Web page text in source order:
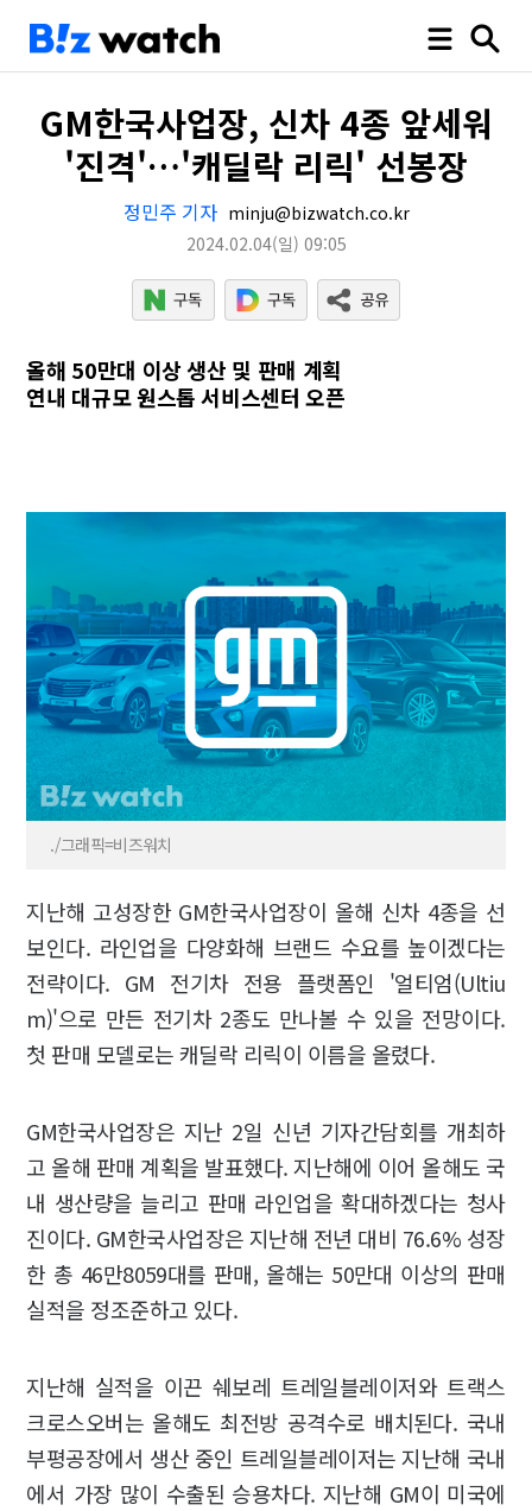
GM한국사업장, 신차 4종 앞세워
'진격'…'캐딜락 리릭' 선봉장
정민주 기자 minju@bizwatch.co.kr
2024.02.04(일) 09:05
올해 50만대 이상 생산 및 판매 계획
연내 대규모 원스톱 서비스센터 오픈
./그래픽=비즈워치
지난해 고성장한 GM한국사업장이 올해 신차 4종을 선
보인다. 라인업을 다양화해 브랜드 수요를 높이겠다는
전략이다. GM 전기차 전용 플랫폼인 '얼티엄(Ultiu
m)'으로 만든 전기차 2종도 만나볼 수 있을 전망이다.
첫 판매 모델로는 캐딜락 리릭이 이름을 올렸다.
GM한국사업장은 지난 2일 신년 기자간담회를 개최하
고 올해 판매 계획을 발표했다. 지난해에 이어 올해도 국
내 생산량을 늘리고 판매 라인업을 확대하겠다는 청사
진이다. GM한국사업장은 지난해 전년 대비 76.6% 성장
한 총 46만8059대를 판매, 올해는 50만대 이상의 판매
실적을 정조준하고 있다.
지난해 실적을 이끈 쉐보레 트레일블레이저와 트랙스
크로스오버는 올해도 최전방 공격수로 배치된다. 국내
부평공장에서 생산 중인 트레일블레이저는 지난해 국내
에서 가장 많이 수출된 승용차다. 지난해 GM이 미국에